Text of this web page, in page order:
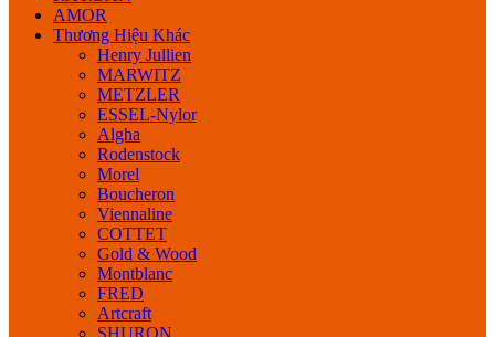
AMOR
Thương Hiệu Khác
Henry Jullien
MARWITZ
METZLER
ESSEL-Nylor
Algha
Rodenstock
Morel
Boucheron
Viennaline
COTTET
Gold & Wood
Montblanc
FRED
Artcraft
SHURON